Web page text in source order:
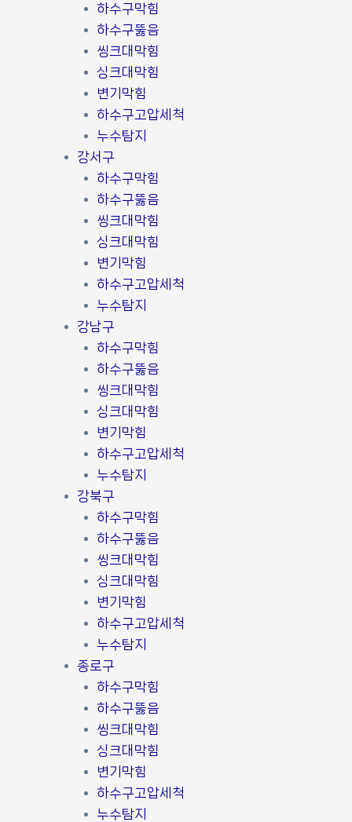
하수구막힘
하수구뚫음
씽크대막힘
싱크대막힘
변기막힘
하수구고압세척
누수탐지
강서구
하수구막힘
하수구뚫음
씽크대막힘
싱크대막힘
변기막힘
하수구고압세척
누수탐지
강남구
하수구막힘
하수구뚫음
씽크대막힘
싱크대막힘
변기막힘
하수구고압세척
누수탐지
강북구
하수구막힘
하수구뚫음
씽크대막힘
싱크대막힘
변기막힘
하수구고압세척
누수탐지
종로구
하수구막힘
하수구뚫음
씽크대막힘
싱크대막힘
변기막힘
하수구고압세척
누수탐지